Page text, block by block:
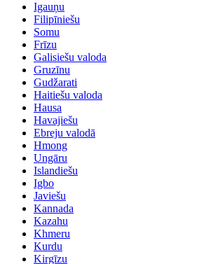
Igauņu
Filipīniešu
Somu
Frīzu
Galisiešu valoda
Gruzīnu
Gudžarati
Haitiešu valoda
Hausa
Havajiešu
Ebreju valodā
Hmong
Ungāru
Islandiešu
Igbo
Javiešu
Kannada
Kazahu
Khmeru
Kurdu
Kirgīzu